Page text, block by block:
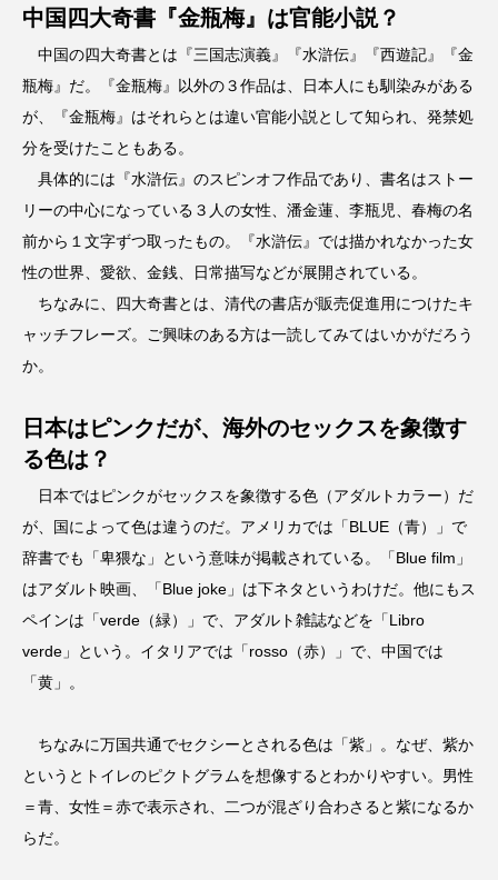
中国四大奇書『金瓶梅』は官能小説？
中国の四大奇書とは『三国志演義』『水滸伝』『西遊記』『金
瓶梅』だ。『金瓶梅』以外の３作品は、日本人にも馴染みがある
が、『金瓶梅』はそれらとは違い官能小説として知られ、発禁処
分を受けたこともある。
具体的には『水滸伝』のスピンオフ作品であり、書名はストー
リーの中心になっている３人の女性、潘金蓮、李瓶児、春梅の名
前から１文字ずつ取ったもの。『水滸伝』では描かれなかった女
性の世界、愛欲、金銭、日常描写などが展開されている。
ちなみに、四大奇書とは、清代の書店が販売促進用につけたキ
ャッチフレーズ。ご興味のある方は一読してみてはいかがだろう
か。
日本はピンクだが、海外のセックスを象徴す
る色は？
日本ではピンクがセックスを象徴する色（アダルトカラー）だ
が、国によって色は違うのだ。アメリカでは「BLUE（青）」で
辞書でも「卑猥な」という意味が掲載されている。「Blue film」
はアダルト映画、「Blue joke」は下ネタというわけだ。他にもス
ペインは「verde（緑）」で、アダルト雑誌などを「Libro
verde」という。イタリアでは「rosso（赤）」で、中国では
「黄」。
ちなみに万国共通でセクシーとされる色は「紫」。なぜ、紫か
というとトイレのピクトグラムを想像するとわかりやすい。男性
＝青、女性＝赤で表示され、二つが混ざり合わさると紫になるか
らだ。